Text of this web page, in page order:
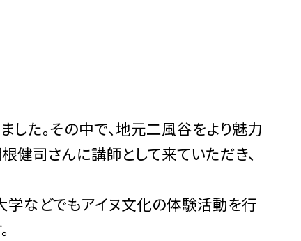
た。その中で、地元二風谷をより魅力
健司さんに講師として来ていただき、
学などでもアイヌ文化の体験活動を行